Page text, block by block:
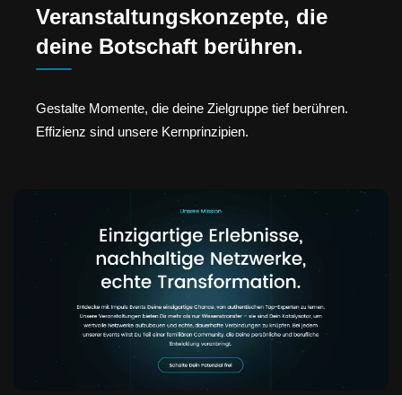
Veranstaltungskonzepte, die
deine Botschaft berühren.
Gestalte Momente, die deine Zielgruppe tief berühren.
Effizienz sind unsere Kernprinzipien.